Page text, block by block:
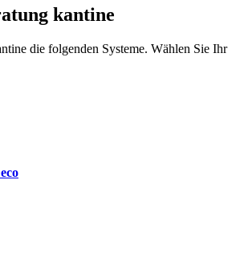
kantine
die folgenden Systeme. Wählen Sie Ihr